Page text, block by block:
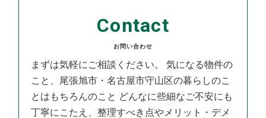
Contact
お問い合わせ
まずは気軽にご相談ください。
気になる物件の
こと、尾張旭市・名古屋市守山区の暮らしのこ
とはもちろんのこと どんなに些細なご不安にも
丁寧にこたえ、整理すべき点やメリット・デメ